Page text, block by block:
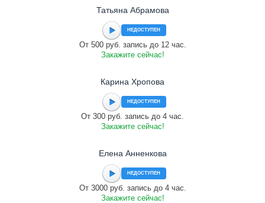
Татьяна Абрамова
НЕДОСТУПЕН
От 500 руб. запись до 12 час.
Закажите сейчас!
Карина Хропова
НЕДОСТУПЕН
От 300 руб. запись до 4 час.
Закажите сейчас!
Елена Анненкова
НЕДОСТУПЕН
От 3000 руб. запись до 4 час.
Закажите сейчас!